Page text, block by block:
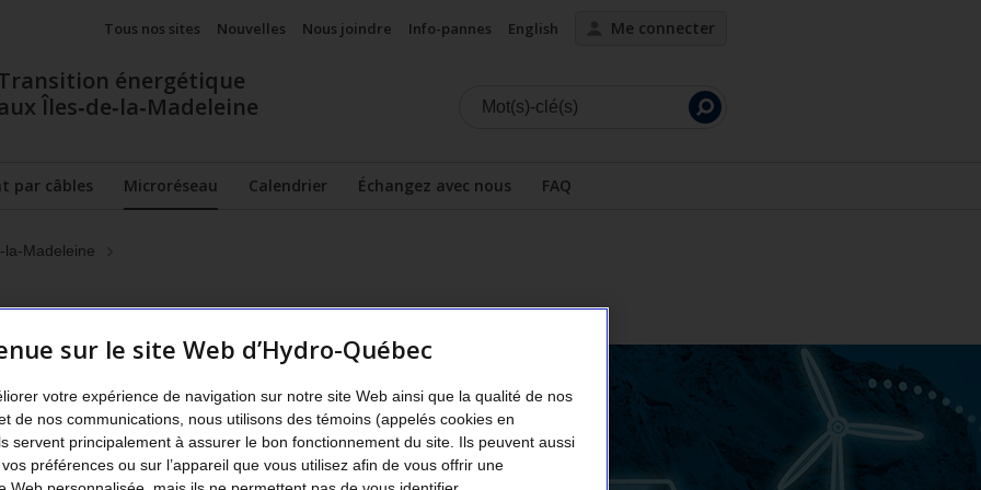
Tous nos sites Nouvelles Nous joindre Info-pannes English Me connecter
énergétique
Îles‑de‑la‑Madeleine
Lancer
par câbles
Microréseau
Page
Calendrier Échangez avec nous FAQ
la-Madeleine
sur le site Web d’Hydro-Québec
votre expérience de navigation sur notre site Web ainsi que la qualité de nos
de nos communications, nous utilisons des témoins (appelés cookies en
servent principalement à assurer le bon fonctionnement du site. Ils peuvent aussi
préférences ou sur l’appareil que vous utilisez afin de vous offrir une